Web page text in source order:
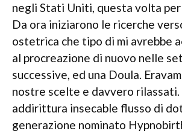
negli Stati Uniti, questa volta per
Da ora iniziarono le ricerche
ostetrica che tipo di mi avrebbe
al procreazione di nuovo nelle
successive, ed una Doula.
nostre scelte e davvero rilassati.
addirittura insecable flusso di
generazione nominato